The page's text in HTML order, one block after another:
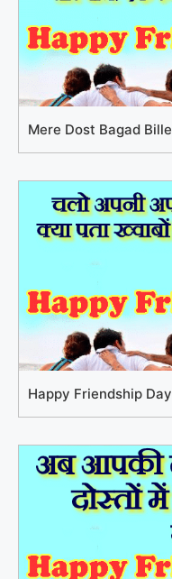
Mere Dost Bagad Bille
Happy Friendship Day